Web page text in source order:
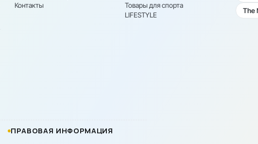
Контакты
Товары для спорта
LIFESTYLE
The
ПРАВОВАЯ ИНФОРМАЦИЯ